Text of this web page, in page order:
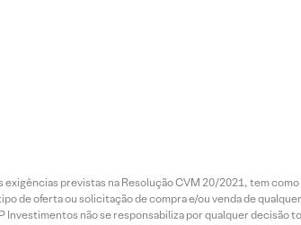
exigências previstas na Resolução CVM 20/2021, tem
de oferta ou solicitação de compra e/ou venda de
não se responsabiliza por qualquer decisão